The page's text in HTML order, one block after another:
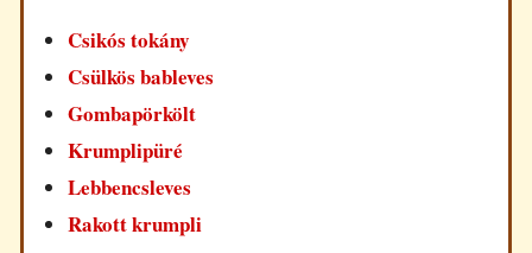
Csikós tokány
Csülkös bableves
Gombapörkölt
Krumplipüré
Lebbencsleves
Rakott krumpli